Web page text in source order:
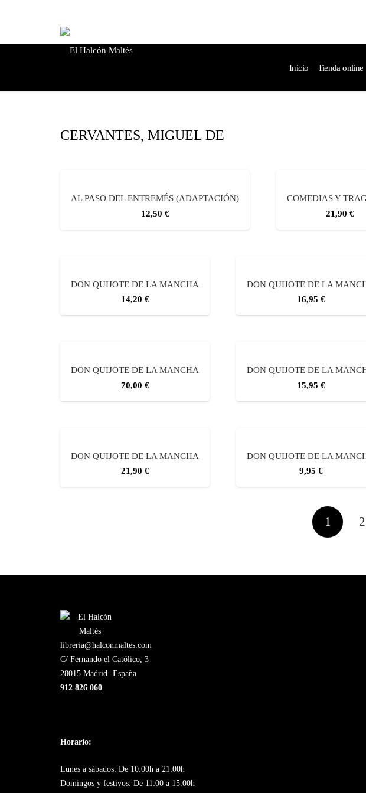
productos
Inicio Tienda online
CERVANTES, MIGUEL DE
AL PASO DEL ENTREMÉS (ADAPTACIÓN)
12,50 €
COMEDIAS Y
21,90 €
DON QUIJOTE DE LA MANCHA
14,20 €
DON QUIJOTE DE LA
16,95 €
DON QUIJOTE DE LA MANCHA
70,00 €
DON QUIJOTE DE LA
15,95 €
DON QUIJOTE DE LA MANCHA
21,90 €
DON QUIJOTE DE LA
9,95 €
1 2
libreria@halconmaltes.com
C/ Fernando el Católico, 3
28015 Madrid -España
912 826 060
Horario:
Lunes a sábados: De 10:00h a 21:00h
Domingos y festivos: De 11:00 a 15:00h